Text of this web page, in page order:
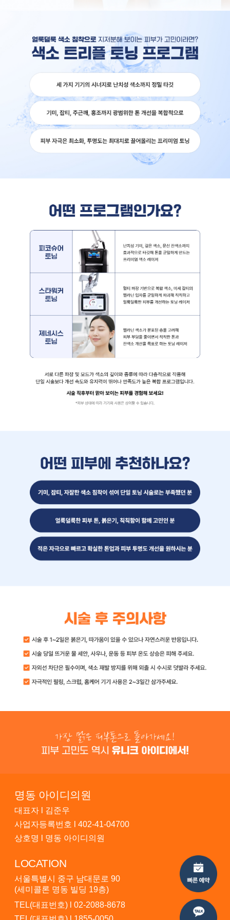
명동 아이디의원
대표자 l 김준우
사업자등록번호 l 402-41-04700
상호명 l 명동 아이디의원
LOCATION
서울특별시 중구 남대문로 90
(세미콜론 명동 빌딩 19층)
TEL(대표번호) l 02-2088-8678